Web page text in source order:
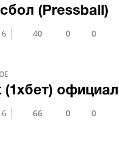
(Pressball)
40 0 0
(1хбет)
66 0 0